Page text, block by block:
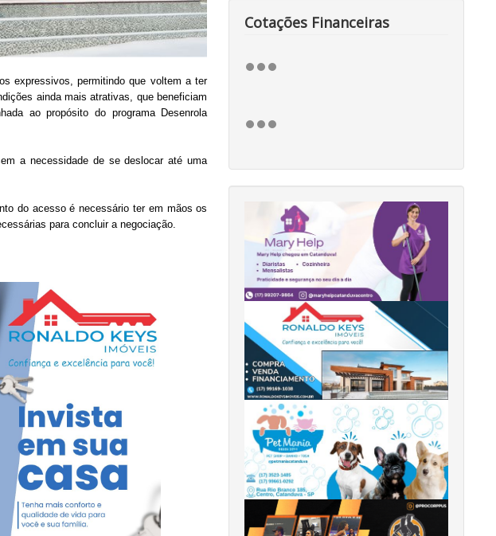
expressivos, permitindo que voltem a ter
ainda mais atrativas, que beneficiam
ao propósito do programa Desenrola
a necessidade de se deslocar até uma
do acesso é necessário ter em mãos os
para concluir a negociação.
Cotações Financeiras